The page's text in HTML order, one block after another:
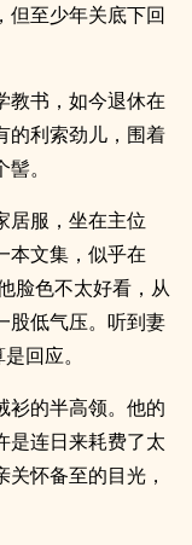
但至少年关底下回
教书，如今退休在
的利索劲儿，围着
。
居服，坐在主位
本文集，似乎在
脸色不太好看，从
股低气压。听到妻
回应。
衫的半高领。他的
是连日来耗费了太
怀备至的目光，